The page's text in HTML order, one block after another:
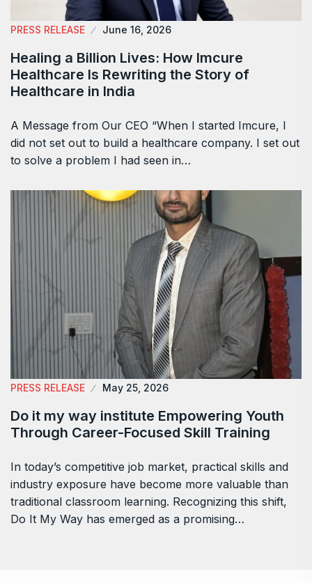
PRESS RELEASE June 16, 2026
Healing a Billion Lives: How Imcure
Healthcare Is Rewriting the Story of
Healthcare in India
A Message from Our CEO “When I started Imcure, I
did not set out to build a healthcare company. I set out
to solve a problem I had seen in…
PRESS RELEASE May 25, 2026
Do it my way institute Empowering Youth
Through Career-Focused Skill Training
In today’s competitive job market, practical skills and
industry exposure have become more valuable than
traditional classroom learning. Recognizing this shift,
Do It My Way has emerged as a promising…